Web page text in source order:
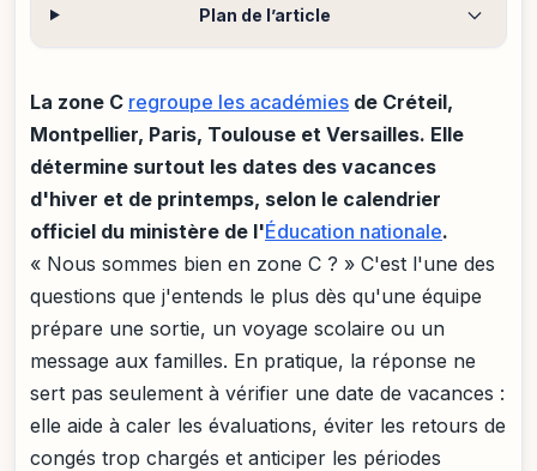
Plan de l’article
La zone C regroupe les académies de Créteil,
Montpellier, Paris, Toulouse et Versailles. Elle
détermine surtout les dates des vacances
d'hiver et de printemps, selon le calendrier
officiel du ministère de l'Éducation nationale.
« Nous sommes bien en zone C ? » C'est l'une des
questions que j'entends le plus dès qu'une équipe
prépare une sortie, un voyage scolaire ou un
message aux familles. En pratique, la réponse ne
sert pas seulement à vérifier une date de vacances :
elle aide à caler les évaluations, éviter les retours de
congés trop chargés et anticiper les périodes